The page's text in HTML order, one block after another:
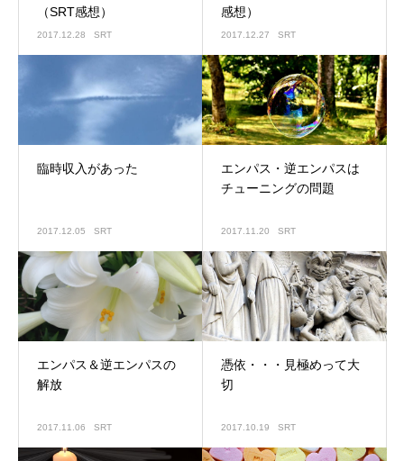
（SRT感想）
2017.12.28 SRT
感想）
2017.12.27 SRT
臨時収入があった
2017.12.05 SRT
エンパス・逆エンパスは
チューニングの問題
2017.11.20 SRT
エンパス＆逆エンパスの
解放
2017.11.06 SRT
憑依・・・見極めって大
切
2017.10.19 SRT